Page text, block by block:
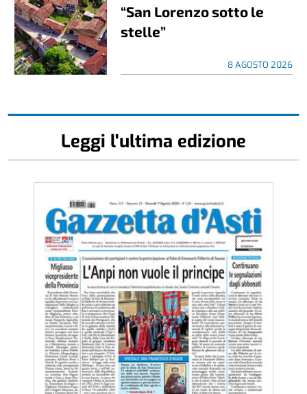
“San Lorenzo sotto le
stelle”
8 AGOSTO 2026
Leggi l'ultima edizione